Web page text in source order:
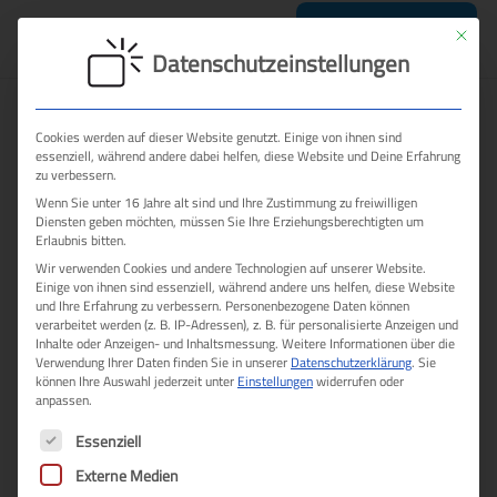
Termin sichern
Facebook & Instagram Bilder
2023
Bildbearbeitung,Facebook,
10Kommentare
Welche Größe in Pixel, Breite x
Höhe, sollte ein Bild 2023 haben,
damit es optimal in Facebook-
Feed oder Instagram aussieht?
Mit
Datenschutzeinstellungen
Cookies werden auf dieser Website genutzt. Einige von ihnen sind
essenziell, während andere dabei helfen, diese Website und Deine Erfahrung
zu verbessern.
Wenn Sie unter 16 Jahre alt sind und Ihre Zustimmung zu freiwilligen
Diensten geben möchten, müssen Sie Ihre Erziehungsberechtigten um
Erlaubnis bitten.
Wir verwenden Cookies und andere Technologien auf unserer Website.
Einige von ihnen sind essenziell, während andere uns helfen, diese Website
und Ihre Erfahrung zu verbessern. Personenbezogene Daten können
verarbeitet werden (z. B. IP-Adressen), z. B. für personalisierte Anzeigen und
Inhalte oder Anzeigen- und Inhaltsmessung. Weitere Informationen über die
Verwendung Ihrer Daten finden Sie in unserer Datenschutzerklärung. Sie
können Ihre Auswahl jederzeit unter Einstellungenwiderrufen oder
anpassen.
Es folgt eine Liste der Service-Gruppen, für die eine
Essenziell
Externe Medien